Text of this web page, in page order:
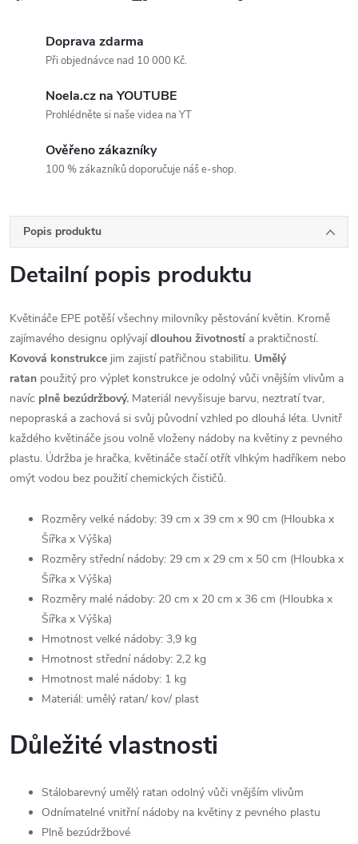
Doprava zdarma
Při objednávce nad 10 000 Kč.
Noela.cz na YOUTUBE
Prohlédněte si naše videa na YT
Ověřeno zákazníky
100 % zákazníků doporučuje náš e-shop.
Popis produktu
Detailní popis produktu
Květináče EPE potěší všechny milovníky pěstování květin. Kromě
zajímavého designu oplývajídlouhou životností a praktičností.
Kovová konstrukce jim zajistí patřičnou stabilitu. Umělý
ratan použitý pro výplet konstrukce je odolný vůči vnějším vlivům a
navíc plně bezúdržbový. Materiál nevyšisuje barvu, neztratí tvar,
nepopraská a zachová si svůj původní vzhled po dlouhá léta. Uvnitř
každého květináče jsou volně vloženy nádoby na květiny z pevného
plastu. Údržba je hračka, květináče stačí otřít vlhkým hadříkem nebo
omýt vodou bez použití chemických čističů.
Rozměry velké nádoby: 39 cm x 39 cm x 90 cm (Hloubka x
Šířka x Výška)
Rozměry střednínádoby: 29 cm x 29 cm x 50 cm (Hloubka x
Šířka x Výška)
Rozměry malé nádoby: 20 cm x 20 cm x 36 cm (Hloubka x
Šířka x Výška)
Hmotnost velké nádoby: 3,9 kg
Hmotnost střednínádoby: 2,2 kg
Hmotnost malé nádoby: 1 kg
Materiál: umělý ratan/ kov/ plast
Důležité vlastnosti
Stálobarevný umělý ratan odolný vůči vnějším vlivům
Odnímatelné vnitřní nádoby na květiny z pevného plastu
Plně bezúdržbové